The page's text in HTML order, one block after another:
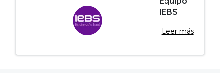
IEBS
Leer más